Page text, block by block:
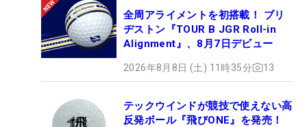
全周アライメントを初搭載！ ブリ
ヂストン『TOUR B JGR Roll-in
Alignment』、8月7日デビュー
2026年8月8日 (土) 11時35分 13
テックウインドが競技で使えない高
反発ボール『飛びONE』を発売！